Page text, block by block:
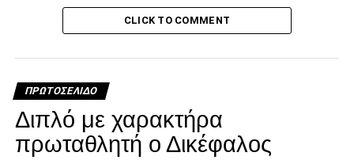
Τούντορ: «Πολύ καλύτεροι από την ΑΕΚ»
DON'T MISS
CLICK TO COMMENT
ΠΡΩΤΟΣΈΛΙΔΟ
Διπλό με χαρακτήρα
πρωταθλητή ο Δικέφαλος